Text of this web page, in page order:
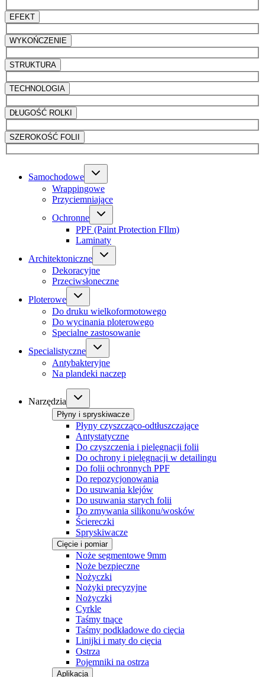
EFEKT
WYKOŃCZENIE
STRUKTURA
TECHNOLOGIA
DŁUGOŚĆ ROLKI
SZEROKOŚĆ FOLII
Samochodowe
Wrappingowe
Przyciemniające
Ochronne
PPF (Paint Protection FIlm)
Laminaty
Architektoniczne
Dekoracyjne
Przeciwsłoneczne
Ploterowe
Do druku wielkoformotowego
Do wycinania ploterowego
Specialne zastosowanie
Specialistyczne
Antybakteryjne
Na plandeki naczep
Narzędzia
Płyny i spryskiwacze
Płyny czyszcząco-odtłuszczające
Antystatyczne
Do czyszczenia i pielęgnacji folii
Do ochrony i pielęgnacji w detailingu
Do folii ochronnych PPF
Do repozycjonowania
Do usuwania klejów
Do usuwania starych folii
Do zmywania silikonu/wosków
Ściereczki
Spryskiwacze
Cięcie i pomiar
Noże segmentowe 9mm
Noże bezpieczne
Nożyczki
Nożyki precyzyjne
Nożyczki
Cyrkle
Taśmy tnące
Taśmy podkładowe do cięcia
Linijki i maty do cięcia
Ostrza
Pojemniki na ostrza
Aplikacja